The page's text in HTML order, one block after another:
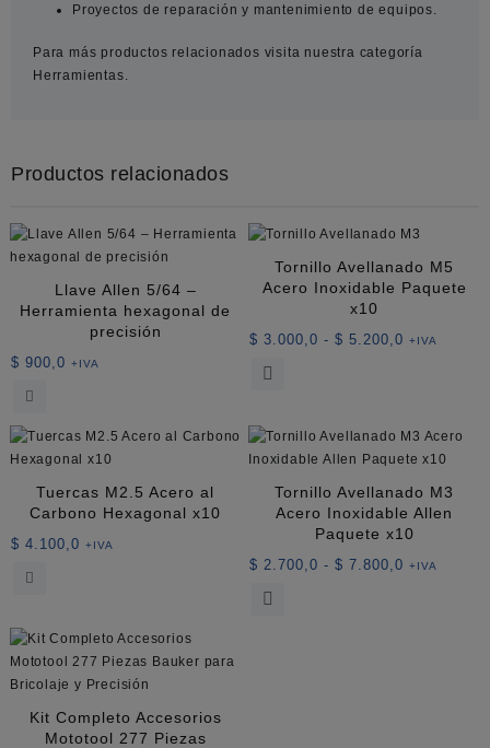
Proyectos de reparación y mantenimiento de equipos.
Para más productos relacionados visita nuestra categoría
Herramientas.
Productos relacionados
Llave Allen 5/64 –
Herramienta hexagonal de
precisión
$ 900,0 +IVA
Tornillo Avellanado M5
Acero Inoxidable Paquete
x10
$ 3.000,0 - $ 5.200,0 Rango
$ 3.000,0
hasta
+IVA
Este
múltiples
variantes.
opciones
elegir
en
Tuercas M2.5 Acero al
Carbono Hexagonal x10
$ 4.100,0 +IVA
Tornillo Avellanado M3
Acero Inoxidable Allen
Paquete x10
$ 2.700,0 - $ 7.800,0 Rango
+IVA
Este
Kit Completo Accesorios
Mototool 277 Piezas